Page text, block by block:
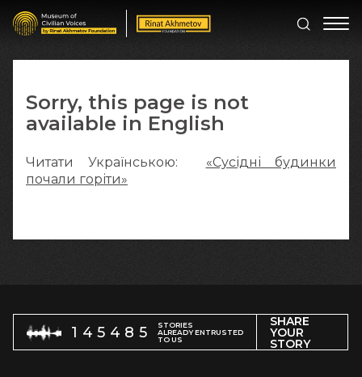
Sorry, this page is not
available in English
Читати Українською: «Сусідні будинки
почали горіти»
145485
STORIES
ALREADY ENTRUSTED
TO US
SHARE
YOUR
STORY